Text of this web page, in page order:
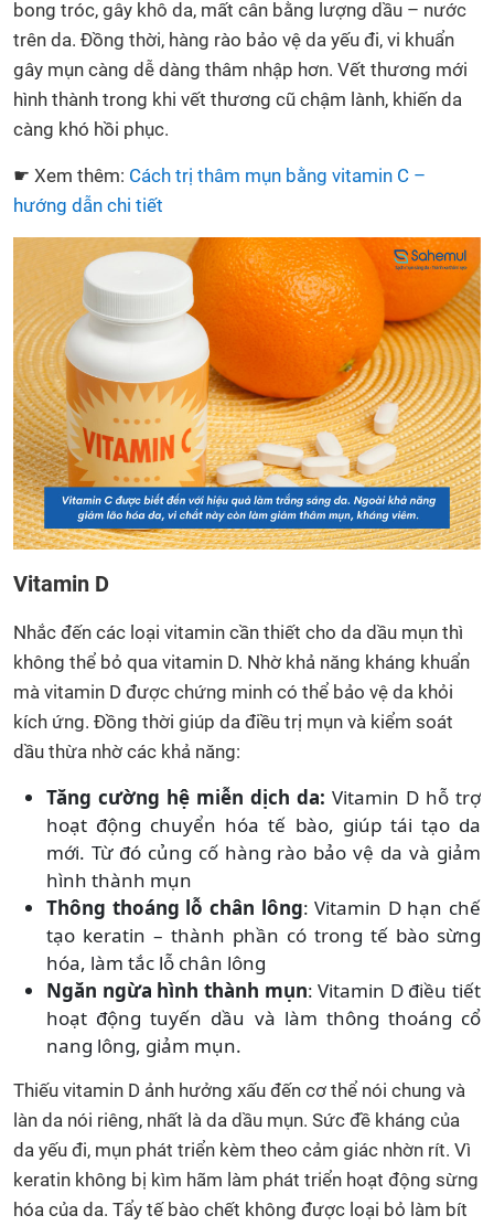
bong tróc, gây khô da, mất cân bằng lượng dầu – nước
trên da. Đồng thời, hàng rào bảo vệ da yếu đi, vi khuẩn
gây mụn càng dễ dàng thâm nhập hơn. Vết thương mới
hình thành trong khi vết thương cũ chậm lành, khiến da
càng khó hồi phục.
☛ Xem thêm: Cách trị thâm mụn bằng vitamin C –
hướng dẫn chi tiết
Vitamin D
Nhắc đến các loại vitamin cần thiết cho da dầu mụn thì
không thể bỏ qua vitamin D. Nhờ khả năng kháng khuẩn
mà vitamin D được chứng minh có thể bảo vệ da khỏi
kích ứng. Đồng thời giúp da điều trị mụn và kiểm soát
dầu thừa nhờ các khả năng:
Tăng cường hệ miễn dịch da: Vitamin D hỗ trợ
hoạt động chuyển hóa tế bào, giúp tái tạo da
mới. Từ đó củng cố hàng rào bảo vệ da và giảm
hình thành mụn
Thông thoáng lỗ chân lông: Vitamin D hạn chế
tạo keratin – thành phần có trong tế bào sừng
hóa, làm tắc lỗ chân lông
Ngăn ngừa hình thành mụn: Vitamin D điều tiết
hoạt động tuyến dầu và làm thông thoáng cổ
nang lông, giảm mụn.
Thiếu vitamin D ảnh hưởng xấu đến cơ thể nói chung và
làn da nói riêng, nhất là da dầu mụn. Sức đề kháng của
da yếu đi, mụn phát triển kèm theo cảm giác nhờn rít. Vì
keratin không bị kìm hãm làm phát triển hoạt động sừng
hóa của da. Tẩy tế bào chết không được loại bỏ làm bít